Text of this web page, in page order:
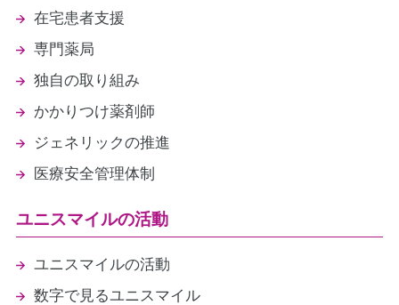
在宅患者支援
専門薬局
独自の取り組み
かかりつけ薬剤師
ジェネリックの推進
医療安全管理体制
ユニスマイルの活動
ユニスマイルの活動
数字で見るユニスマイル